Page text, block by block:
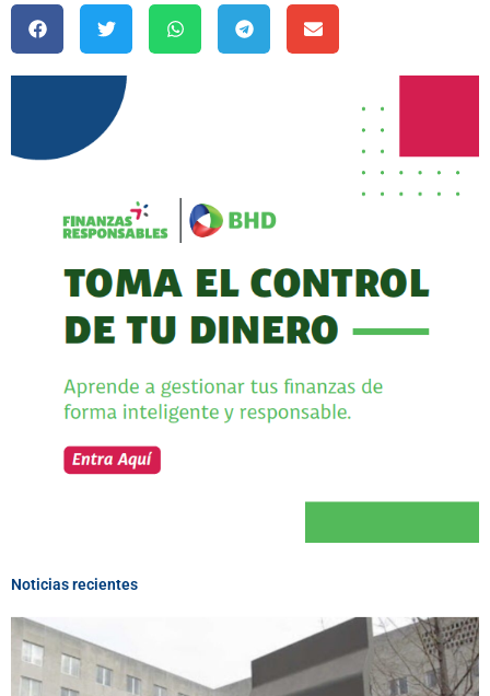
Noticias recientes